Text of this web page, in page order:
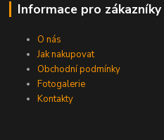
Informace pro zákazníky
O nás
Jak nakupovat
Obchodní podmínky
Fotogalerie
Kontakty